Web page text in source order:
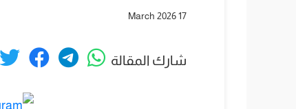
17 March 2026
شارك المقالة